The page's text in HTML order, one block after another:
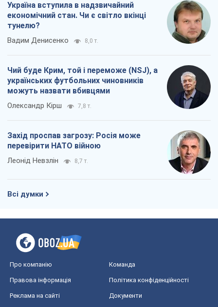
Україна вступила в надзвичайний
економічний стан. Чи є світло вкінці
тунелю?
Вадим Денисенко 8,0 т.
Чий буде Крим, той і переможе (NSJ), а
українських футбольних чиновників
можуть назвати вбивцями
Олександр Кірш 7,8 т.
Захід проспав загрозу: Росія може
перевірити НАТО війною
Леонід Невзлін 8,7 т.
Всі думки
Про компанію Команда
Правова інформація Політика конфіденційності
Реклама на сайті Документи